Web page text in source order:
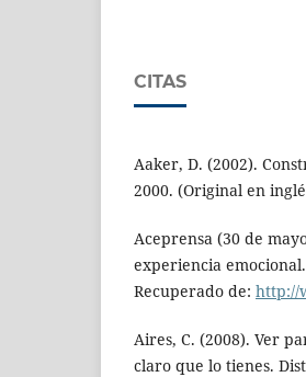
CITAS
Aaker, D. (2002).
2000. (Original en
Aceprensa (30 de
experiencia
Recuperado de: http://
Aires, C. (2008). Ver
claro que lo tienes.